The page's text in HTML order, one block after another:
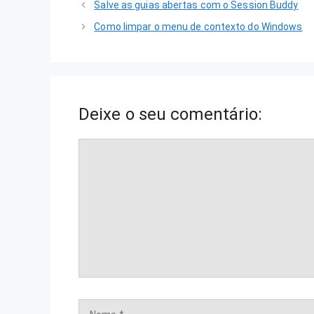
Salve as guias abertas com o Session Buddy
Como limpar o menu de contexto do Windows
Deixe o seu comentário:
Nome